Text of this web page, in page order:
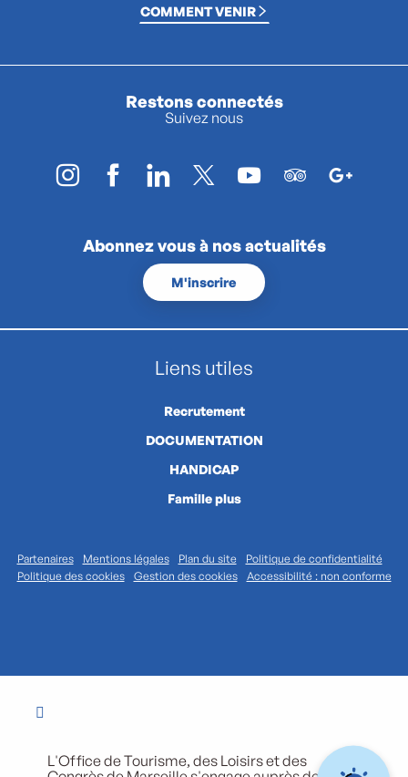
COMMENT VENIR
Restons connectés
Suivez nous
Abonnez vous à nos actualités
M'inscrire
Liens utiles
Recrutement
DOCUMENTATION
HANDICAP
Famille plus
Partenaires Mentions légales Plan du site
Politique de confidentialité
Politique des cookies
Gestion des cookies Accessibilité : non conforme
L'Office de Tourisme, des Loisirs et des